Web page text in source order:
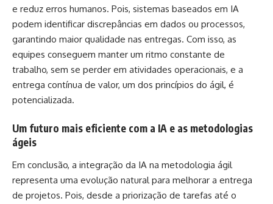
e reduz erros humanos. Pois, sistemas baseados em IA
podem identificar discrepâncias em dados ou processos,
garantindo maior qualidade nas entregas. Com isso, as
equipes conseguem manter um ritmo constante de
trabalho, sem se perder em atividades operacionais, e a
entrega contínua de valor, um dos princípios do ágil, é
potencializada.
Um futuro mais eficiente com a IA e as metodologias
ágeis
Em conclusão, a integração da IA na metodologia ágil
representa uma evolução natural para melhorar a entrega
de projetos. Pois, desde a priorização de tarefas até o